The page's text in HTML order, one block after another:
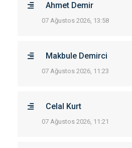
Ahmet Demir
07 Ağustos 2026, 13:58
Makbule Demirci
07 Ağustos 2026, 11:23
Celal Kurt
07 Ağustos 2026, 11:21